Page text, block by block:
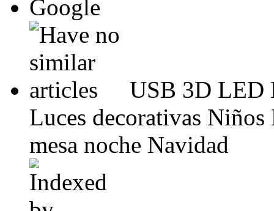
USB 3D LED
Luces decorativas
mesa noche Navidad